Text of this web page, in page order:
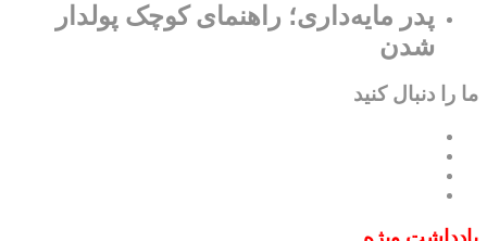
پدر مایه‌داری؛ راهنمای کوچک پولدار
شدن
ما را دنبال کنید